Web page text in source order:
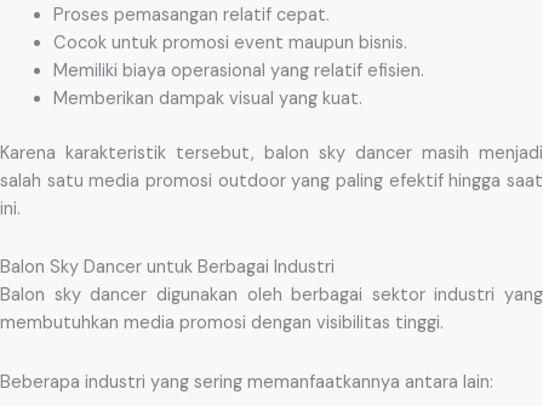
Proses pemasangan relatif cepat.
Cocok untuk promosi event maupun bisnis.
Memiliki biaya operasional yang relatif efisien.
Memberikan dampak visual yang kuat.
Karena karakteristik tersebut, balon sky dancer masih menjadi
salah satu media promosi outdoor yang paling efektif hingga saat
ini.
Balon Sky Dancer untuk Berbagai Industri
Balon sky dancer digunakan oleh berbagai sektor industri yang
membutuhkan media promosi dengan visibilitas tinggi.
Beberapa industri yang sering memanfaatkannya antara lain: